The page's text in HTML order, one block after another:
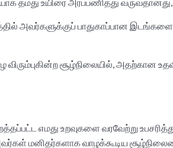
அவர்களுக்குப் பாதுகாப்பான
விரும்புகின்ற சூழ்நிலையில்,
எமது உறவுகளை வரவேற்று
மனிதர்களாக வாழக்கூடிய